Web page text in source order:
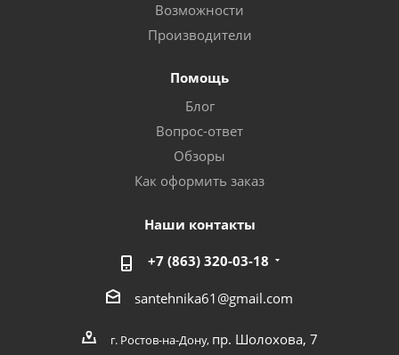
Возможности
Производители
Помощь
Блог
Вопрос-ответ
Обзоры
Как оформить заказ
Наши контакты
+7 (863) 320-03-18
santehnika61@gmail.com
г. Ростов-на-Дону, пр. Шолохова, 7